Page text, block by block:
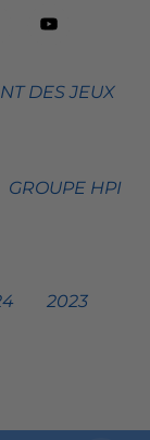
DES JEUX
GROUPE HPI
2023